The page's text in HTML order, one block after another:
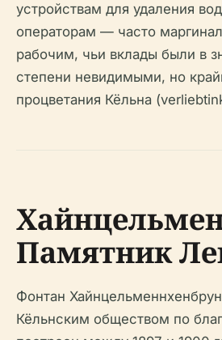
устройствам для удаления
операторам — часто
рабочим, чьи вклады были в
степени невидимыми, но
процветания Кёльна
Памятник
Фонтан
Кёльнским обществом по